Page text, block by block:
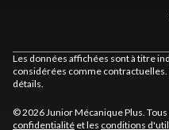
Les données affichées sont à titre
considérées comme
détails.
© 2026 Junior Mécanique Plus.
confidentialité et les conditions